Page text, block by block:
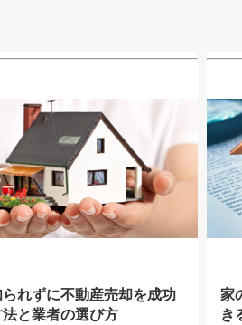
られずに不動産売却を成功
法と業者の選び方
家
き